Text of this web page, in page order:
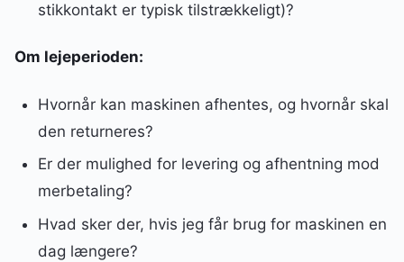
stikkontakt er typisk tilstrækkeligt)?
Om lejeperioden:
Hvornår kan maskinen afhentes, og hvornår skal
den returneres?
Er der mulighed for levering og afhentning mod
merbetaling?
Hvad sker der, hvis jeg får brug for maskinen en
dag længere?